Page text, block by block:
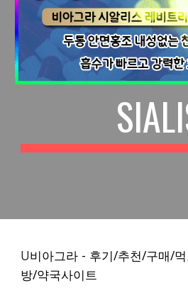
U비아그라 - 후기/추천/구매/
방/약국사이트